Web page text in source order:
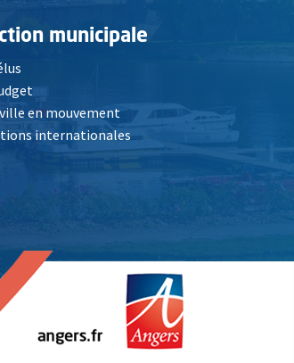
municipale
en mouvement
internationales
fenêtre